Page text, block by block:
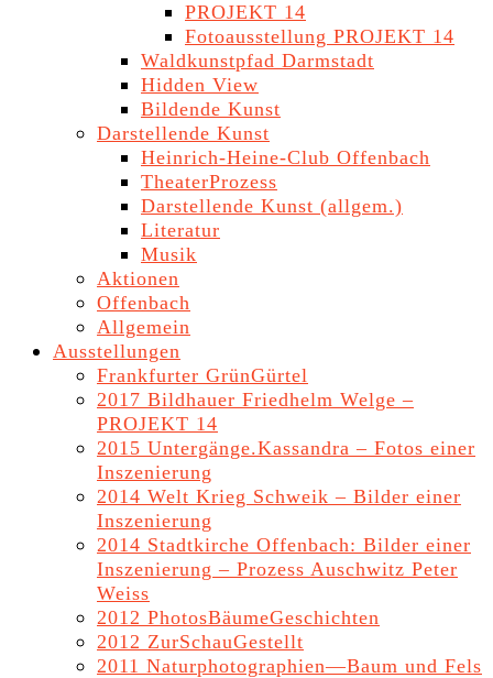
PROJEKT 14
Fotoausstellung PROJEKT 14
Waldkunstpfad Darmstadt
Hidden View
Bildende Kunst
Darstellende Kunst
Heinrich-Heine-Club Offenbach
TheaterProzess
Darstellende Kunst (allgem.)
Literatur
Musik
Aktionen
Offenbach
Allgemein
Ausstellungen
Frankfurter GrünGürtel
2017 Bildhauer Friedhelm Welge –
PROJEKT 14
2015 Untergänge.Kassandra – Fotos einer
Inszenierung
2014 Welt Krieg Schweik – Bilder einer
Inszenierung
2014 Stadtkirche Offenbach: Bilder einer
Inszenierung – Prozess Auschwitz Peter
Weiss
2012 PhotosBäumeGeschichten
2012 ZurSchauGestellt
2011 Naturphotographien—Baum und Fels